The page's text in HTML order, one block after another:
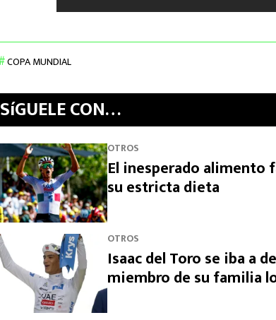
COPA MUNDIAL
SíGUELE CON…
OTROS
El inesperado alimento
su estricta dieta
OTROS
Isaac del Toro se iba a
miembro de su familia